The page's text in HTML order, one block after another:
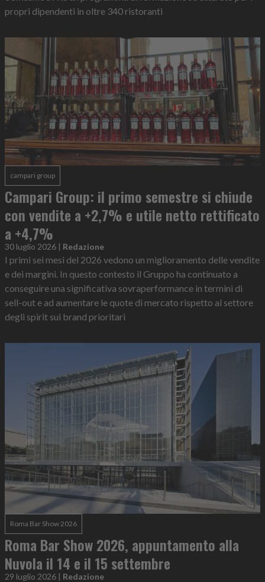
propri dipendenti in oltre 340 ristoranti
campari group
Campari Group: il primo semestre si chiude
con vendite a +2,7% e utile netto rettificato
a +4,7%
30 luglio 2026 | Redazione
I primi sei mesi del 2026 vedono un miglioramento delle vendite
e dei margini. In questo contesto il Gruppo ha continuato a
conseguire una significativa sovraperformance in termini di
sell-out e ad aumentare le quote di mercato rispetto al settore
degli spirit sui brand prioritari
Roma Bar Show 2026
Roma Bar Show 2026, appuntamento alla
Nuvola il 14 e il 15 settembre
29 luglio 2026 | Redazione